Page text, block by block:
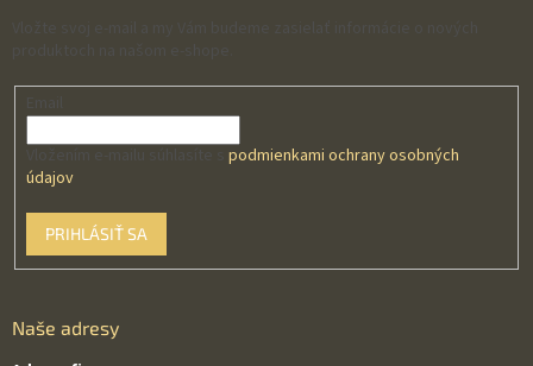
podmienkami ochrany osobných
údajov
PRIHLÁSIŤ SA
Naše adresy